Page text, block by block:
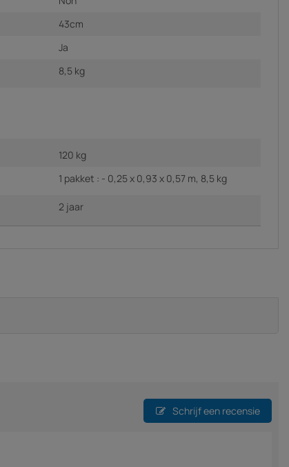
43cm
Ja
8,5 kg
120 kg
1 pakket : - 0,25 x 0,93 x 0,57 m, 8,5 kg
2 jaar
Schrijf een recensie